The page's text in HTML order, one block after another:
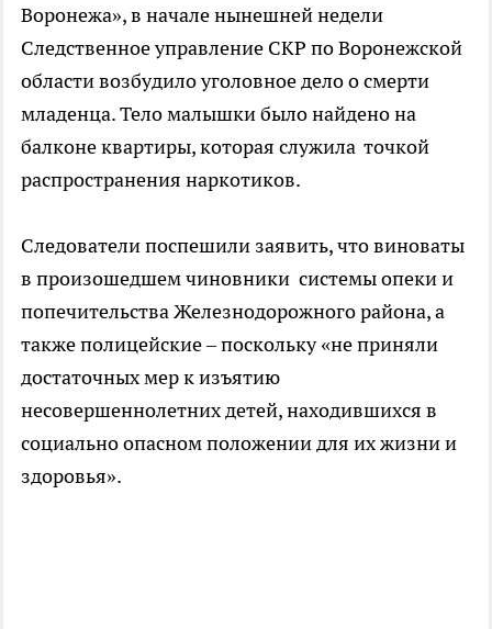
Воронежа», в начале нынешней недели
Следственное управление СКР по Воронежской
области возбудило уголовное дело о смерти
младенца. Тело малышки было найдено на
балконе квартиры, которая служила точкой
распространения наркотиков.
Следователи поспешили заявить, что виноваты
в произошедшем чиновники системы опеки и
попечительства Железнодорожного района, а
также полицейские – поскольку «не приняли
достаточных мер к изъятию
несовершеннолетних детей, находившихся в
социально опасном положении для их жизни и
здоровья».